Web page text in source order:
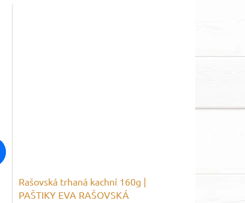
Rašovská trhaná kachní 160g |
PAŠTIKY EVA RAŠOVSKÁ